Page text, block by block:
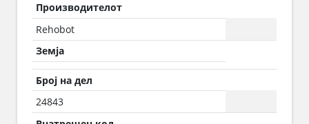
Производителот
Rehobot
Земја
Број на дел
24843